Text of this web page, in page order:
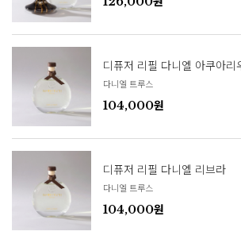
디퓨저 리필 다니엘 아쿠아리
다니엘 트루스
104,000원
디퓨저 리필 다니엘 리브라
다니엘 트루스
104,000원